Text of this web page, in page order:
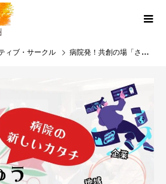
ィブ・サークル 病院発！共創の場「さいちゅう・ファンラボ」 始動@済生会中央病院